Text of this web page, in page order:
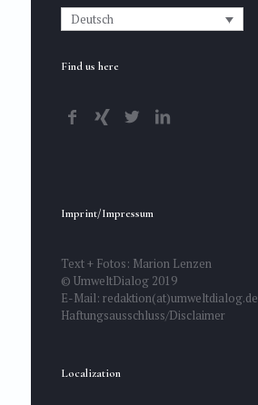
Deutsch
Find us here
Imprint/Impressum
Text + Fotos: Marion Lenzen
© UmweltDialog 2019
E-Mail: redaktion(at)umweltdialog.de
Haftungsausschluss/Disclaimer
Localization